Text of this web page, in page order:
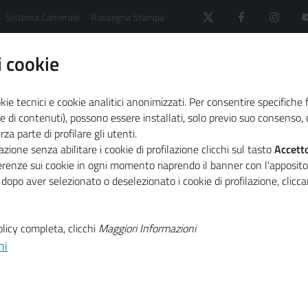
Sistema Camerale Rassegna Stampa
sistema camerale
Primo Piano
del Paese nel secondo numero di
camerale
nel
tecnici e cookie analitici anonimizzati. Per consentire
di contenuti), possono essere installati, solo previo suo
parte di profilare gli utenti.
senza abilitare i cookie di profilazione clicchi sul tasto
sui cookie in ogni momento riaprendo il banner con
aver selezionato o deselezionato i cookie di profilazione,
completa, clicchi Maggiori Informazioni